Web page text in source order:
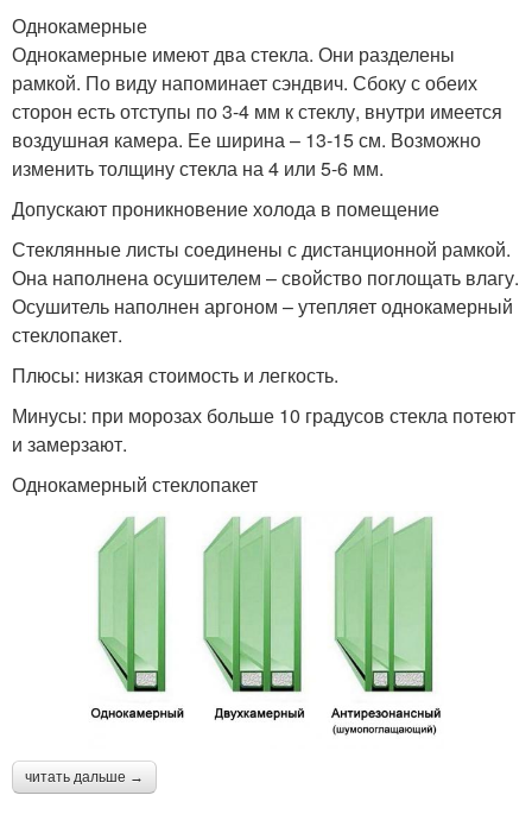
Однокамерные
Однокамерные имеют два стекла. Они разделены
рамкой. По виду напоминает сэндвич. Сбоку с обеих
сторон есть отступы по 3-4 мм к стеклу, внутри имеется
воздушная камера. Ее ширина – 13-15 см. Возможно
изменить толщину стекла на 4 или 5-6 мм.
Допускают проникновение холода в помещение
Стеклянные листы соединены с дистанционной рамкой.
Она наполнена осушителем – свойство поглощать влагу.
Осушитель наполнен аргоном – утепляет однокамерный
стеклопакет.
Плюсы: низкая стоимость и легкость.
Минусы: при морозах больше 10 градусов стекла потеют
и замерзают.
Однокамерный стеклопакет
читать дальше →